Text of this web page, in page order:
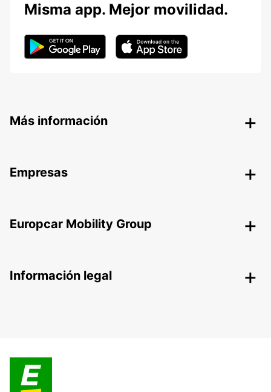
Misma app. Mejor movilidad.
Más información
Empresas
Europcar Mobility Group
Información legal